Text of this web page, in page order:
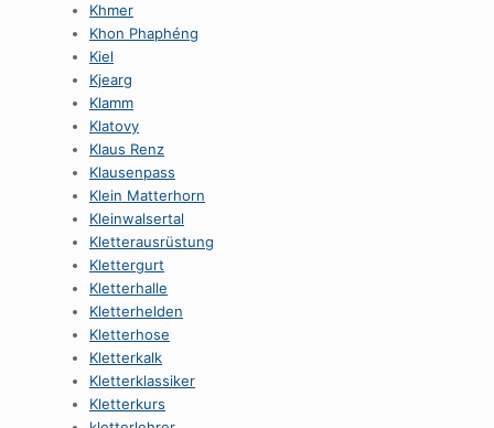
Khmer
Khon Phaphéng
Kiel
Kjearg
Klamm
Klatovy
Klaus Renz
Klausenpass
Klein Matterhorn
Kleinwalsertal
Kletterausrüstung
Klettergurt
Kletterhalle
Kletterhelden
Kletterhose
Kletterkalk
Kletterklassiker
Kletterkurs